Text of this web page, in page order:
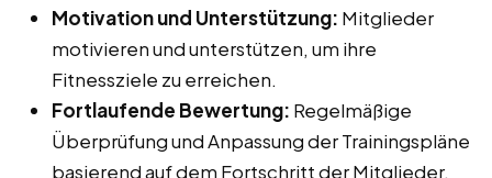
Motivation und Unterstützung: Mitglieder
motivieren und unterstützen, um ihre
Fitnessziele zu erreichen.
Fortlaufende Bewertung: Regelmäßige
Überprüfung und Anpassung der Trainingspläne
basierend auf dem Fortschritt der Mitglieder.